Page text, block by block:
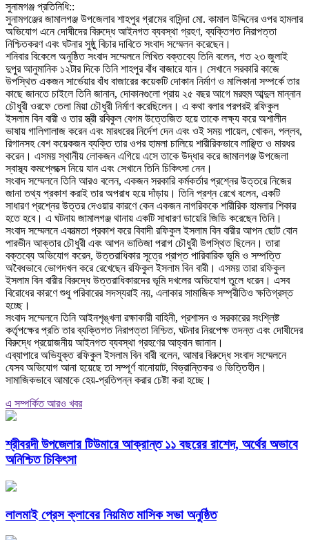
‎সুনামগঞ্জ প্রতিনিধি::
‎সুনামগঞ্জের জামালগঞ্জ উপজেলার শাহপুর গ্রামের বাসিন্দা মো. কামাল উদ্দিনের ওপর হামলার
অভিযোগ এনে দোষীদের বিরুদ্ধে আইনগত ব্যবস্থা গ্রহণ, ব্যক্তিগত নিরাপত্তা
নিশ্চিতকরণ এবং ঘটনার সুষ্ঠু বিচার দাবিতে সংবাদ সম্মেলন করেছেন।
‎শনিবার বিকেলে অনুষ্ঠিত সংবাদ সম্মেলনে লিখিত বক্তব্যে তিনি বলেন, গত ২৩ জুলাই
দুপুর আনুমানিক ১২টার দিকে তিনি শাহপুর বাঁধ বাজারে যান। সেখানে সরকারি কাজে
উপস্থিত একজন সার্ভেয়ার বাঁধ বাজারের কয়েকটি দোকান নির্মাণ ও মালিকানা সম্পর্কে তার
কাছে জানতে চাইলে তিনি জানান, দোকানগুলো প্রায় ২৫ বছর আগে মরহুম আব্দুল মান্নান
চৌধুরী ওরফে তেলা মিয়া চৌধুরী নির্মাণ করেছিলেন। এ কথা বলার পরপরই রফিকুল
ইসলাম বিন বারী ও তার স্ত্রী রবিকুল বেগম উত্তেজিত হয়ে তাকে লক্ষ্য করে অশালীন
ভাষায় গালিগালাজ করেন এবং মারধরের নির্দেশ দেন এবং ওই সময় পায়েল, খোকন, পল্লব,
রিগানসহ বেশ কয়েকজন ব্যক্তি তার ওপর হামলা চালিয়ে শারীরিকভাবে লাঞ্ছিত ও মারধর
করেন। এসময় স্থানীয় লোকজন এগিয়ে এসে তাকে উদ্ধার করে জামালগঞ্জ উপজেলা
স্বাস্থ্য কমপ্লেক্সে নিয়ে যান এবং সেখানে তিনি চিকিৎসা নেন।
‎সংবাদ সম্মেলনে তিনি আরও বলেন, একজন সরকারি কর্মকর্তার প্রশ্নের উত্তরে নিজের
জানা তথ্য প্রকাশ করাই তার অপরাধ হয়ে দাঁড়ায়। তিনি প্রশ্ন রেখে বলেন, একটি
সাধারণ প্রশ্নের উত্তর দেওয়ার কারণে কেন একজন নাগরিককে শারীরিক হামলার শিকার
হতে হবে। এ ঘটনায় জামালগঞ্জ থানায় একটি সাধারণ ডায়েরি জিডি করেছেন তিনি।
‎সংবাদ সম্মেলনে একাত্মতা প্রকাশ করে বিবাদী রফিকুল ইসলাম বিন বারীর আপন ছোট বোন
পারভীন আক্তার চৌধুরী এবং আপন ভাতিজা পরাগ চৌধুরী উপস্থিত ছিলেন। তারা
বক্তব্যে অভিযোগ করেন, উত্তরাধিকার সূত্রে প্রাপ্ত পারিবারিক ভূমি ও সম্পত্তি
অবৈধভাবে ভোগদখল করে রেখেছেন রফিকুল ইসলাম বিন বারী। এসময় তারা রফিকুল
ইসলাম বিন বারীর বিরুদ্ধে উত্তরাধিকারদের ভূমি দখলের অভিযোগ তুলে ধরেন। এসব
বিরোধের কারণে শুধু পরিবারের সদস্যরাই নয়, এলাকার সামাজিক সম্প্রীতিও ক্ষতিগ্রস্ত
হচ্ছে।
‎সংবাদ সম্মেলনে তিনি আইনশৃঙ্খলা রক্ষাকারী বাহিনী, প্রশাসন ও সরকারের সংশ্লিষ্ট
কর্তৃপক্ষের প্রতি তার ব্যক্তিগত নিরাপত্তা নিশ্চিত, ঘটনার নিরপেক্ষ তদন্ত এবং দোষীদের
বিরুদ্ধে প্রয়োজনীয় আইনগত ব্যবস্থা গ্রহণের আহ্বান জানান।
‎এব্যাপারে অভিযুক্ত রফিকুল ইসলাম বিন বারী বলেন, আমার বিরুদ্ধে সংবাদ সম্মেলনে
যেসব অভিযোগ আনা হয়েছে তা সম্পূর্ণ বানোয়াট, বিভ্রান্তিকর ও ভিত্তিহীন।
সামাজিকভাবে আমাকে হেয়-প্রতিপন্ন করার চেষ্টা করা হচ্ছে।
এ সম্পর্কিত আরও খবর
শ্রীবরদী উপজেলার টিউমারে আক্রান্ত ১১ বছরের রাশেদ, অর্থের অভাবে
অনিশ্চিত চিকিৎসা
লালমাই প্রেস ক্লাবের নিয়মিত মাসিক সভা অনুষ্ঠিত